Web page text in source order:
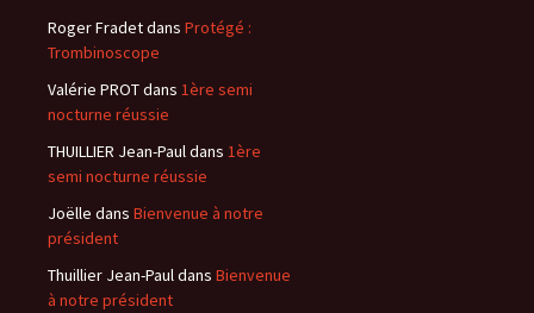
Roger Fradetdans Protégé :
Trombinoscope
Valérie PROTdans 1ère semi
nocturne réussie
THUILLIER Jean-Pauldans 1ère
semi nocturne réussie
Joëlle dans Bienvenue à notre
président
Thuillier Jean-Pauldans Bienvenue
à notre président